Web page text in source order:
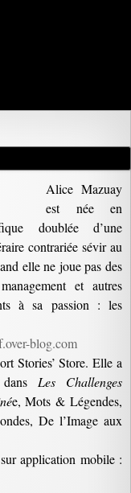
Alice Mazuay
est née en
doublée d’une
contrariée sévir au
elle ne joue pas des
et autres
à sa passion : les
blog.com
Stories’ Store. Elle a
Les Challenges
e, Mots & Légendes,
De l’Image aux
application mobile :